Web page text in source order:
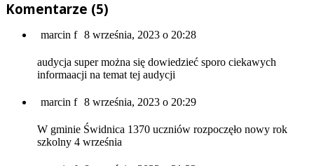
Komentarze (5)
marcin f 8 września, 2023 o 20:28
audycja super można się dowiedzieć sporo ciekawych
informaacji na temat tej audycji
marcin f 8 września, 2023 o 20:29
W gminie Świdnica 1370 uczniów rozpoczęło nowy rok
szkolny 4 września